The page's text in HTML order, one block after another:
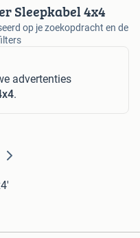
Sleepkabel 4x4
op je zoekopdracht en de
advertenties
.